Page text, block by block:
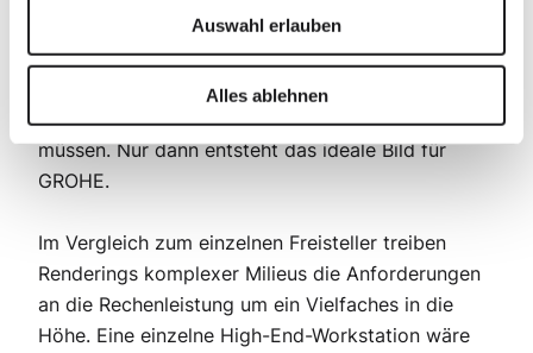
Auswahl erlauben
Alles ablehnen
Schlauchlängen bis hin zur perfekten Stellung von
Bediengriffen und Elementen spielen hier viele
Details eine wichtige Rolle, die innerhalb der
Style-Richtlinien von GROHE umgesetzt werden
müssen. Nur dann entsteht das ideale Bild für
GROHE.
Im Vergleich zum einzelnen Freisteller treiben
Renderings komplexer Milieus die Anforderungen
an die Rechenleistung um ein Vielfaches in die
Höhe. Eine einzelne High-End-Workstation wäre